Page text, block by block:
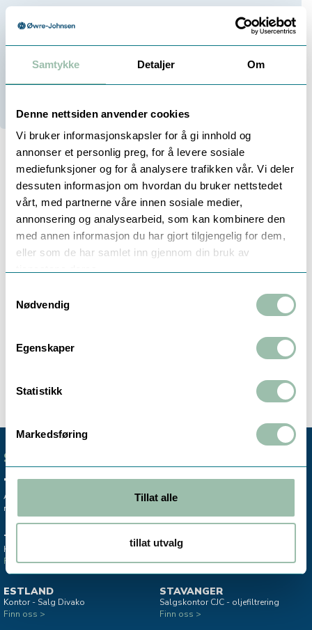
Samtykke Detaljer Om
Denne nettsiden anvender cookies
Vi bruker informasjonskapsler for å gi innhold og
annonser et personlig preg, for å levere sosiale
mediefunksjoner og for å analysere trafikken vår. Vi deler
dessuten informasjon om hvordan du bruker nettstedet
vårt, med partnerne våre innen sosiale medier,
annonsering og analysearbeid, som kan kombinere den
med annen informasjon du har gjort tilgjengelig for dem,
eller som de har samlet inn gjennom din bruk av
Nødvendig
Egenskaper
Statistikk
Markedsføring
Tillat alle
tillat utvalg
100+ Stk i Trondheim
Beskrivelse Dokumentasjon Teknisk info
ELSTER SNAP-ON MODUL FOR M-
BUS OG PULS
Omgivelsestemperatur: 0-55grC
Pulssignal mellom grønn og gul leder.
SENTRALBORD
+47 72 59 61 00
Avdelingskontorene er koblet til vårt
mobile sentralbord.
TRONDHEIM
Hovedkontor & lager
Finn oss >
ESTLAND
Kontor - Salg Divako
Finn oss >
MO I RANA
Salgskontor instrumentering
Finn oss >
STAVANGER
Salgskontor CJC - oljefiltrering
Finn oss >